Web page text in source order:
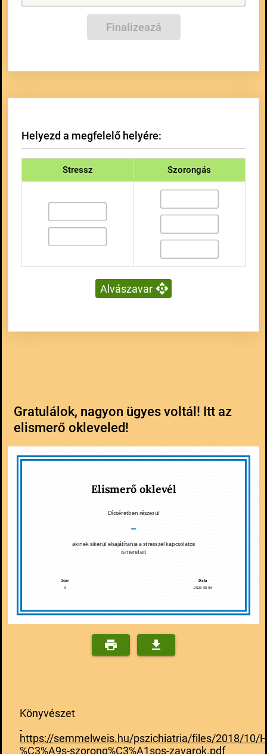
Finalizează
Helyezd a megfelelő helyére:
Stressz Szorongás
Alvászavar
Gratulálok, nagyon ügyes voltál! Itt az
elismerő okleveled!
Elismerő oklevél
Dícséretben részesül
–
akinek sikerül elsajátítania a stresszel kapcsolatos
ismereteit
Scor
0
Data
2026-08-06
Könyvészet
https://semmelweis.hu/pszichiatria/files/2018/10/
%C3%A9s-szorong%C3%A1sos-zavarok.pdf